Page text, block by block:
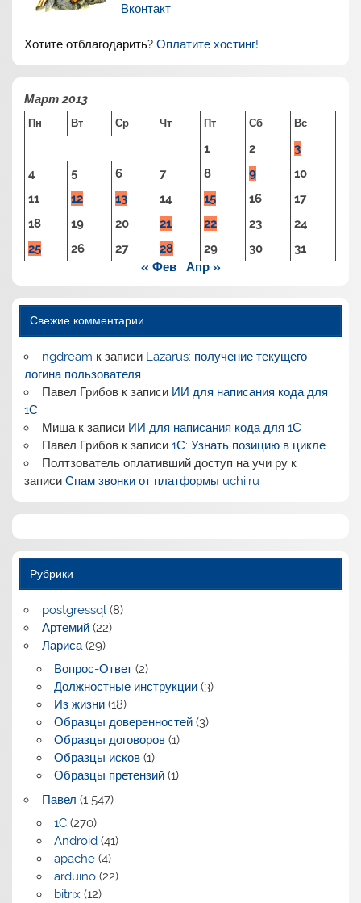
Вконтакт
Хотите отблагодарить?Оплатите хостинг!
Март 2013
Пн Вт Ср Чт Пт Сб Вс
1 2
3
4
5 6 7 8 9
10
11
12 13 14 15 16
17
18
19 20 21 22 23
24
25
26 27 28 29 30
31
« Фев
Апр »
Свежие комментарии
ngdream к записи Lazarus: получение текущего
логина пользователя
Павел Грибовк записи ИИ для написания кода для
1С
Мишак записи ИИ для написания кода для 1С
Павел Грибовк записи 1С: Узнать позицию в цикле
Полтзователь оплативший доступ на учи рук
записиСпам звонки от платформы uchi.ru
Рубрики
postgressql (8)
Артемий(22)
Лариса(29)
Вопрос-Ответ(2)
Должностные инструкции(3)
Из жизни(18)
Образцы доверенностей(3)
Образцы договоров(1)
Образцы исков(1)
Образцы претензий(1)
Павел (1 547)
1C(270)
Android(41)
apache(4)
arduino(22)
bitrix (12)